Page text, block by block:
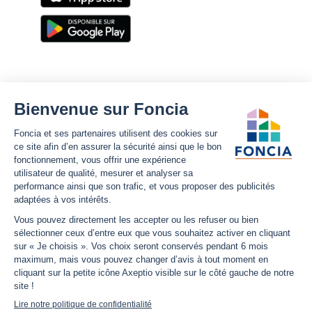
Foncia
Carrières
Nos offres d'emplois
Espace presse
Foncia inside
Avis clients
Partenaires
Notre site
Mentions légales
Politique Foncia de protection
des données
Conformité
Politique relative aux cookies
et autres traceurs
Sécurité informatique
Déclaration d'accessibilité
Infos utiles